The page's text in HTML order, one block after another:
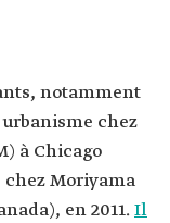
notamment
chez
à Chicago
chez Moriyama
en 2011.Il